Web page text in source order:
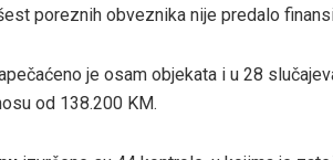
poreznih obveznika nije predalo
je osam objekata i u 28
od 138.200 KM.